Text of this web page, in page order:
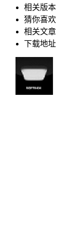
相关版本
猜你喜欢
相关文章
下载地址